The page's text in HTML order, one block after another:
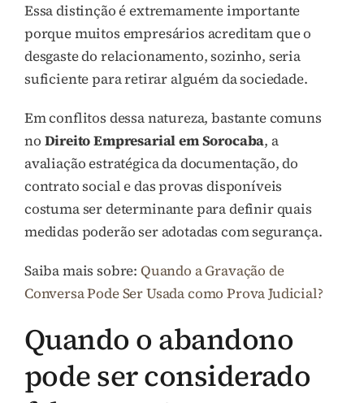
Essa distinção é extremamente importante
porque muitos empresários acreditam que o
desgaste do relacionamento, sozinho, seria
suficiente para retirar alguém da sociedade.
Em conflitos dessa natureza, bastante comuns
no Direito Empresarial em Sorocaba, a
avaliação estratégica da documentação, do
contrato social e das provas disponíveis
costuma ser determinante para definir quais
medidas poderão ser adotadas com segurança.
Saiba mais sobre: Quando a Gravação de
Conversa Pode Ser Usada como Prova Judicial?
Quando o abandono
pode ser considerado